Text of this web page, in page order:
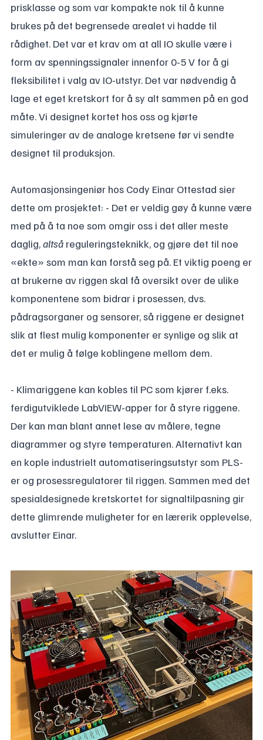
prisklasse og som var kompakte nok til å kunne
brukes på det begrensede arealet vi hadde til
rådighet. Det var et krav om at all IO skulle være i
form av spenningssignaler innenfor 0-5 V for å gi
fleksibilitet i valg av IO-utstyr. Det var nødvendig å
lage et eget kretskort for å sy alt sammen på en god
måte. Vi designet kortet hos oss og kjørte
simuleringer av de analoge kretsene før vi sendte
designet til produksjon.
Automasjonsingeniør hos Cody Einar Ottestad sier
dette om prosjektet: - Det er veldig gøy å kunne være
med på å ta noe som omgir oss i det aller meste
daglig,altså reguleringsteknikk, og gjøre det til noe
«ekte» som man kan forstå seg på. Et viktig poeng er
at brukerne av riggen skal få oversikt over de ulike
komponentene som bidrar i prosessen, dvs.
pådragsorganer og sensorer, så riggene er designet
slik at flest mulig komponenter er synlige og slik at
det er mulig å følge koblingene mellom dem.
- Klimariggene kan kobles til PC som kjører f.eks.
ferdigutviklede LabVIEW-apper for å styre riggene.
Der kan man blant annet lese av målere, tegne
diagrammer og styre temperaturen. Alternativt kan
en kople industrielt automatiseringsutstyr som PLS-
er og prosessregulatorer til riggen. Sammen med det
spesialdesignede kretskortet for signaltilpasning gir
dette glimrende muligheter for en lærerik opplevelse,
avslutter Einar.